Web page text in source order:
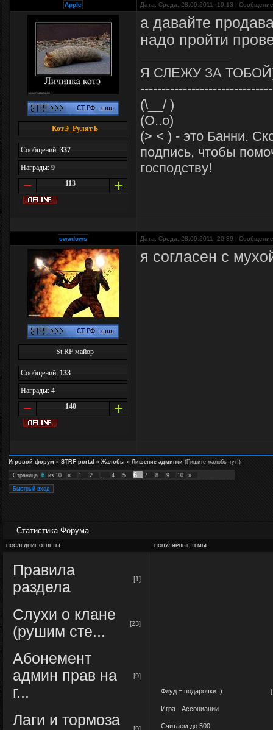
Apple Дата: Среда, 28.09.2011, 19:13 |
КотЭ_РулятЪ
Сообщений: 337
Награды: 9
113
а давайте
надо пройти
Я СЛЕЖУ ЗА
(\__/ )
(O..o)
(> < ) - это Банни.
подпись, чтобы
господству!
swadows Дата: Среда, 28.09.2011, 20:39 |
St.RF майор
Сообщений: 133
Награды: 4
140
я согласен с
Игровой форум » STRF portal » Жалобы » Лишение админки (Пишите жалобы тут!)
Страница 6 из 10 « 1 2 … 4 5 6 7 8 9 10 »
Статистика Форума
ПОСЛЕДНИЕ ОТВЕТЫ ПОПУЛЯРНЫЕ ТЕМЫ
Правила
раздела
[1]
Слухи о клане
(рушим сте...
[23]
Абонемент
админ прав на
г...
[9]
Лаги и тормоза
Флуд = подарочки :)
Игра - Ассоциации
Считаем до 500